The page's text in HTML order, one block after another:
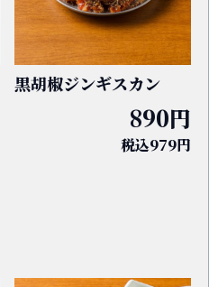
黒胡椒ジンギスカン
890円
税込979円